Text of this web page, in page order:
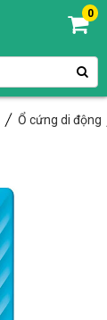
0
Ổ cứng di động